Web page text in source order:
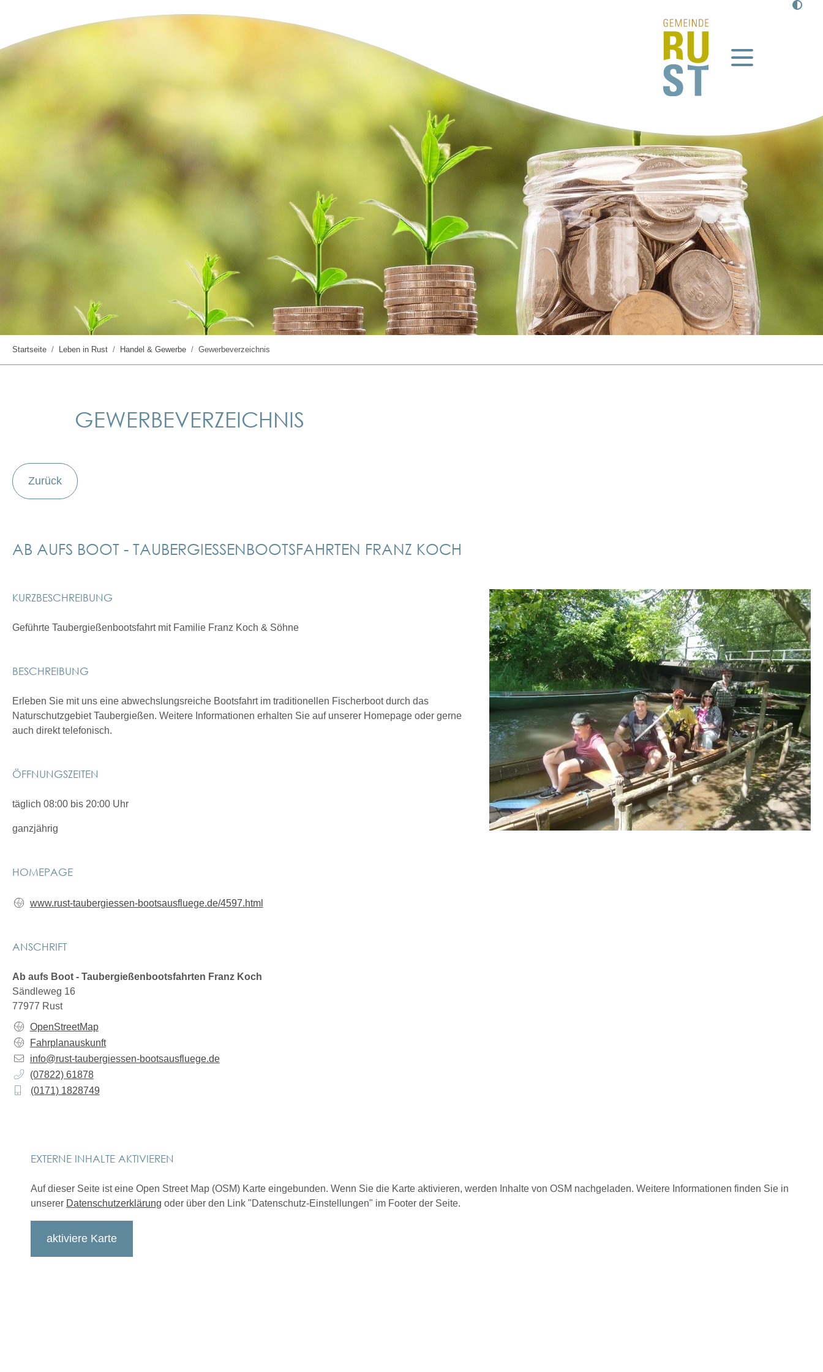
Startseite Leben in Rust Handel & Gewerbe Gewerbeverzeichnis
GEWERBEVERZEICHNIS
Zurück
AB AUFS BOOT - TAUBERGIESSENBOOTSFAHRTEN FRANZ KOCH
KURZBESCHREIBUNG
Geführte Taubergießenbootsfahrt mit Familie Franz Koch & Söhne
BESCHREIBUNG
Erleben Sie mit uns eine abwechslungsreiche Bootsfahrt im traditionellen Fischerboot durch das
Naturschutzgebiet Taubergießen. Weitere Informationen erhalten Sie auf unserer Homepage oder gerne
auch direkt telefonisch.
ÖFFNUNGSZEITEN
täglich 08:00 bis 20:00 Uhr
ganzjährig
HOMEPAGE
www.rust-taubergiessen-bootsausfluege.de/4597.html
ANSCHRIFT
Ab aufs Boot - Taubergießenbootsfahrten Franz Koch
Sändleweg 16
77977 Rust
OpenStreetMap
Fahrplanauskunft
info@rust-taubergiessen-bootsausfluege.de
(07822) 61878
(0171) 1828749
EXTERNE INHALTE AKTIVIEREN
Auf dieser Seite ist eine Open Street Map (OSM) Karte eingebunden. Wenn Sie die Karte aktivieren, werden Inhalte von OSM nachgeladen. Weitere Informationen finden Sie in
unserer Datenschutzerklärung oder über den Link "Datenschutz-Einstellungen" im Footer der Seite.
aktiviere Karte